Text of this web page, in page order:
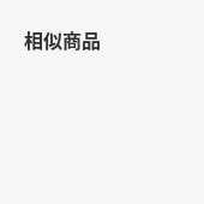
相似商品